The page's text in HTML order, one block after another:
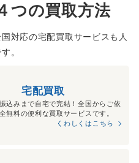
つの買取方法
対応の宅配買取サービスも人
。
宅配買取
込みまで自宅で完結！全国からご依
無料の便利な買取サービスです。
くわしくはこちら